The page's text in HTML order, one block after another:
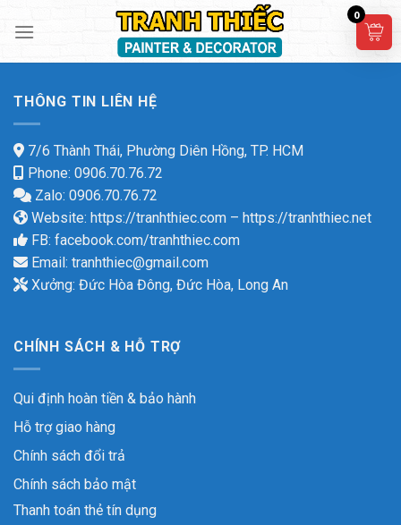
THÔNG TIN LIÊN HỆ
7/6 Thành Thái, Phường Diên Hồng, TP. HCM
Phone: 0906.70.76.72
Zalo: 0906.70.76.72
Website: https://tranhthiec.com – https://tranhthiec.net
FB: facebook.com/tranhthiec.com
Email: tranhthiec@gmail.com
Xưởng: Đức Hòa Đông, Đức Hòa, Long An
CHÍNH SÁCH & HỖ TRỢ
Qui định hoàn tiền & bảo hành
Hỗ trợ giao hàng
Chính sách đổi trả
Chính sách bảo mật
Thanh toán thẻ tín dụng
0